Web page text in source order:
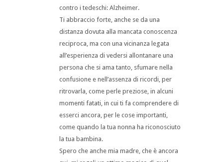
contro i tedeschi: Alzheimer.
Ti abbraccio forte, anche se da una
distanza dovuta alla mancata conoscenza
reciproca, ma con una vicinanza legata
all’esperienza di vedersi allontanare una
persona che si ama tanto, sfumare nella
confusione e nell’assenza di ricordi, per
ritrovarla, come perle preziose, in alcuni
momenti fatati, in cui ti fa comprendere di
esserci ancora, per le cose importanti,
come quando la tua nonna ha riconosciuto
la tua bambina.
Spero che anche mia madre, che è ancora